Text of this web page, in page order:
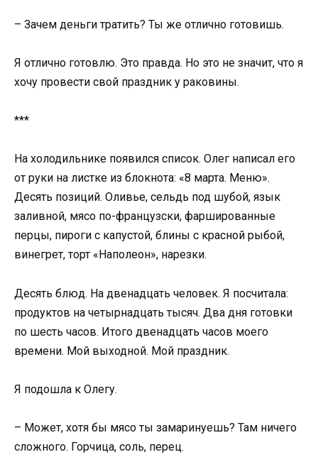
– Зачем деньги тратить? Ты же отлично готовишь.
Я отлично готовлю. Это правда. Но это не значит, что я
хочу провести свой праздник у раковины.
***
На холодильнике появился список. Олег написал его
от руки на листке из блокнота: «8 марта. Меню».
Десять позиций. Оливье, сельдь под шубой, язык
заливной, мясо по-французски, фаршированные
перцы, пироги с капустой, блины с красной рыбой,
винегрет, торт «Наполеон», нарезки.
Десять блюд. На двенадцать человек. Я посчитала:
продуктов на четырнадцать тысяч. Два дня готовки
по шесть часов. Итого двенадцать часов моего
времени. Мой выходной. Мой праздник.
Я подошла к Олегу.
– Может, хотя бы мясо ты замаринуешь? Там ничего
сложного. Горчица, соль, перец.